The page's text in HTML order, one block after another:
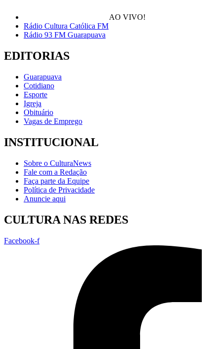
AO VIVO!
Rádio Cultura Católica FM
Rádio 93 FM Guarapuava
EDITORIAS
Guarapuava
Cotidiano
Esporte
Igreja
Obituário
Vagas de Emprego
INSTITUCIONAL
Sobre o CulturaNews
Fale com a Redação
Faça parte da Equipe
Política de Privacidade
Anuncie aqui
CULTURA NAS REDES
Facebook-f